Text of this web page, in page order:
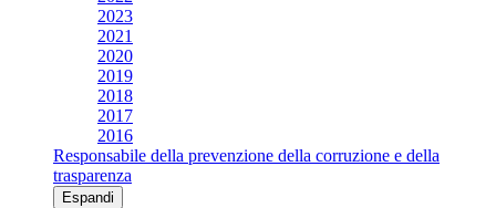
2023
2021
2020
2019
2018
2017
2016
Responsabile della prevenzione della corruzione e della
trasparenza
Espandi